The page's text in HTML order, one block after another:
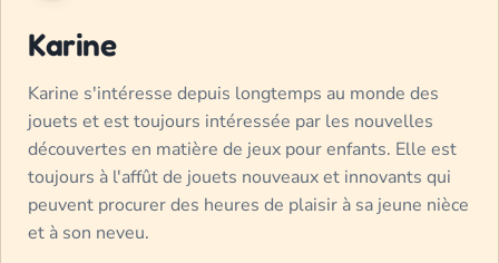
Karine
Karine s'intéresse depuis longtemps au monde des
jouets et est toujours intéressée par les nouvelles
découvertes en matière de jeux pour enfants. Elle est
toujours à l'affût de jouets nouveaux et innovants qui
peuvent procurer des heures de plaisir à sa jeune nièce
et à son neveu.